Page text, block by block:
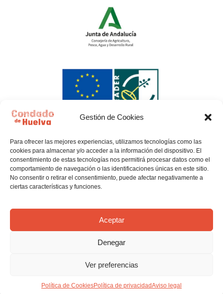
Gestión de Cookies
Para ofrecer las mejores experiencias, utilizamos tecnologías como las
cookies para almacenar y/o acceder a la información del dispositivo. El
consentimiento de estas tecnologías nos permitirá procesar datos como el
comportamiento de navegación o las identificaciones únicas en este sitio.
No consentir o retirar el consentimiento, puede afectar negativamente a
ciertas características y funciones.
Aceptar
Denegar
Ver preferencias
Política de CookiesPolítica de privacidadAviso legal
Política de privacidad
Política de Cookies
Aviso legal